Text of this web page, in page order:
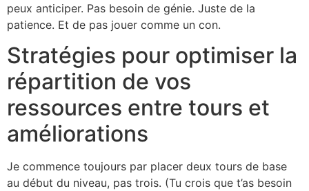
peux anticiper. Pas besoin de génie. Juste de la
patience. Et de pas jouer comme un con.
Stratégies pour optimiser la
répartition de vos
ressources entre tours et
améliorations
Je commence toujours par placer deux tours de base
au début du niveau, pas trois. (Tu crois que t’as besoin